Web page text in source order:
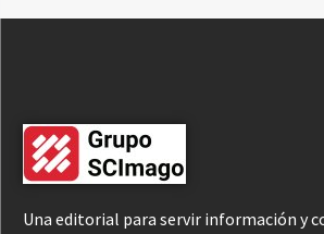
Una editorial para servir información y